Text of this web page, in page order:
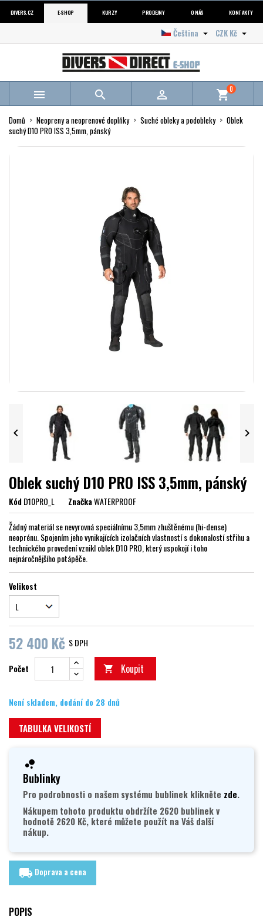
DIVERS.CZ E-SHOP KURZY PRODEJNY O NÁS KONTAKTY
CZK Kč 
Čeština 
   shopping_cart0
Domů Neopreny a neoprenové doplňky Suché obleky a podobleky
Oblek
suchý D10 PRO ISS 3,5mm, pánský
 
Oblek suchý D10 PRO ISS 3,5mm, pánský
KódD10PRO_L ZnačkaWATERPROOF
Žádný materiál se nevyrovná speciálnímu 3,5mm zhuštěnému (hi-dense)
neoprénu. Spojením jeho vynikajících izolačních vlastností s dokonalostí střihu a
technického provedení vznikl oblek D10 PRO, který uspokojí i toho
nejnáročnějšího potápěče.
Velikost
52 400 Kč S DPH
Počet  Koupit
Není skladem, dodání do 28 dnů
TABULKA VELIKOSTÍ
Bublinky
Pro podrobnosti o našem systému bublinek klikněte zde.
Nákupem tohoto produktu obdržíte 2620 bublinek v
hodnotě 2620 Kč, které můžete použít na Váš další
nákup.
local_shipping Doprava a cena
POPIS